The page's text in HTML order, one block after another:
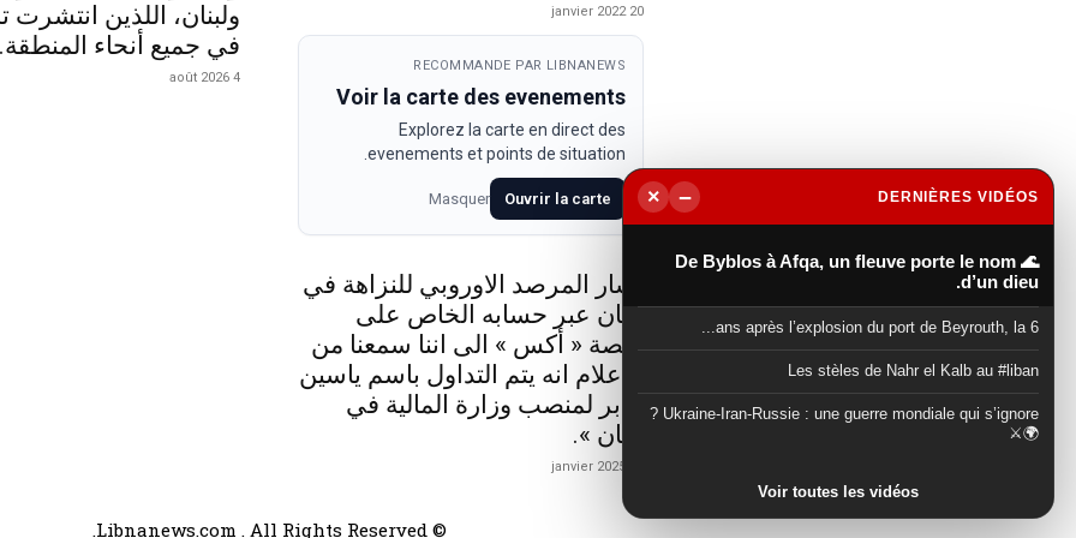
ولبنان، اللذين انتشرت
في جميع أنحاء المنطقة.
4 août 2026
20 janvier 2022
RECOMMANDE PAR LIBNANEWS
Voir la carte des evenements
Explorez la carte en direct des
evenements et points de situation.
Ouvrir la carte
Masquer
أشار المرصد الاوروبي للنزاهة في
لبنان عبر حسابه الخاص على
منصة « أكس » الى اننا سمعنا من
الاعلام انه يتم التداول باسم ياسين
جابر لمنصب وزارة المالية في
لبنان ».
© Libnanews.com . All Rights Reserved.
DERNIÈRES VIDÉOS
−
×
🌊 De Byblos à Afqa, un fleuve porte le nom
d’un dieu.
6 ans après l’explosion du port de Beyrouth, la...
Les stèles de Nahr el Kalb au #liban
Ukraine-Iran-Russie : une guerre mondiale qui s’ignore ?
🌍⚔️
Voir toutes les vidéos